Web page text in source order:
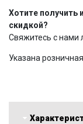
Хотите получить
скидкой?
Свяжитесь с нами
Указана